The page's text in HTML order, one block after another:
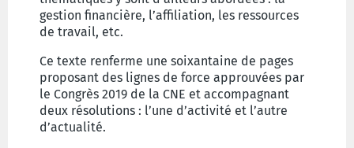
gestion financière, l’affiliation, les ressources
de travail, etc.
Ce texte renferme une soixantaine de pages
proposant des lignes de force approuvées par
le Congrès 2019 de la CNE et accompagnant
deux résolutions : l’une d’activité et l’autre
d’actualité.